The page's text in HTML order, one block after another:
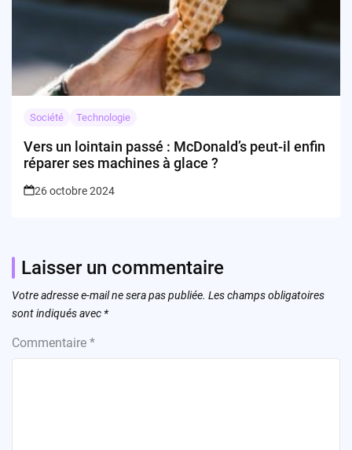
Société Technologie
Vers un lointain passé : McDonald’s peut-il enfin
réparer ses machines à glace ?
26 octobre 2024
Laisser un commentaire
Votre adresse e-mail ne sera pas publiée. Les champs obligatoires
sont indiqués avec *
Commentaire *